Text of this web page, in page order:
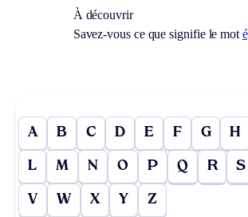
À découvrir
Savez-vous ce que signifie le mot
A B C D E F G H
L M N O P Q R S
V W X Y Z